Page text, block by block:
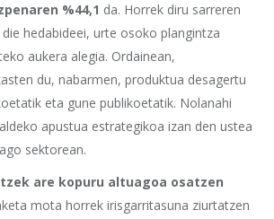
%44,1 da. Horrek diru sarreren
hedabideei, urte osoko plangintza
aukera alegia. Ordainean,
du, nabarmen, produktua desagertu
eta gune publikoetatik. Nolanahi
apustua estrategikoa izan den ustea
sektorean.
are kopuru altuagoa osatzen
mota horrek irisgarritasuna ziurtatzen